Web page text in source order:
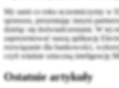
My sami co roku uczestniczymy w
sponsora, prezentując innym
dzieląc się doświadczeniami. W tej
zaprezentować naszą aplikację
rozwiązanie dla bankowości,
czyli właśnie sztuczną inteligencję
Ostatnie artykuły